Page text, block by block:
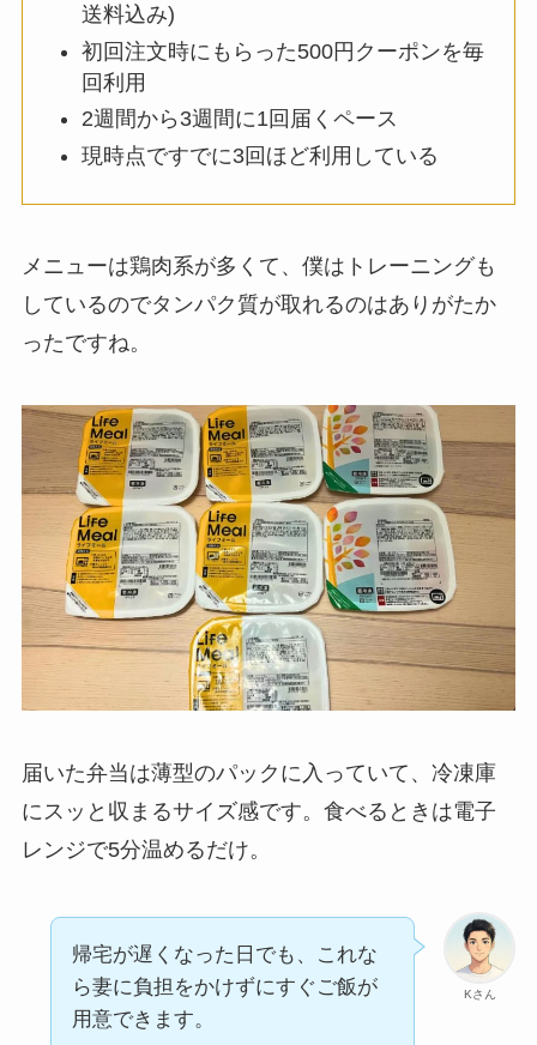
送料込み)
初回注文時にもらった500円クーポンを毎
回利用
2週間から3週間に1回届くペース
現時点ですでに3回ほど利用している
メニューは鶏肉系が多くて、僕はトレーニングも
しているのでタンパク質が取れるのはありがたか
ったですね。
届いた弁当は薄型のパックに入っていて、冷凍庫
にスッと収まるサイズ感です。食べるときは電子
レンジで5分温めるだけ。
Kさん
帰宅が遅くなった日でも、これな
ら妻に負担をかけずにすぐご飯が
用意できます。